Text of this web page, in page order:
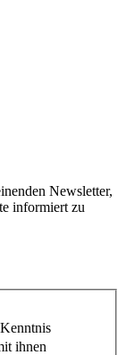
Newsletter,
informiert zu
ihnen